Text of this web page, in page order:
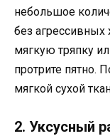
небольшое
без
мягкую тряпку
протрите пятно.
мягкой сухой
2. Уксусный